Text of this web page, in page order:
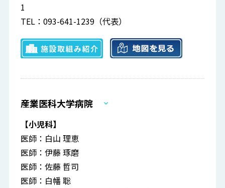
1
TEL：093-641-1239（代表）
産業医科大学病院
【小児科】
医師：白山 理恵
医師：伊藤 琢磨
医師：佐藤 哲司
医師：白幡 聡